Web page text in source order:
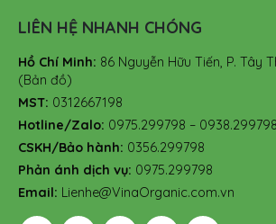
LIÊN HỆ NHANH CHÓNG
Hồ Chí Minh: 86 Nguyễn Hữu Tiến, P. Tây
(Bản đồ)
MST: 0312667198
Hotline/Zalo: 0975.299798 – 0938.299798
CSKH/Bảo hành: 0356.299798
Phản ánh dịch vụ: 0975.299798
Email: Lienhe@VinaOrganic.com.vn